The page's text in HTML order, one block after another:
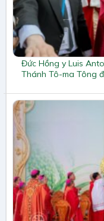
Đức Hồng y Luis
Thánh Tô-ma Tông